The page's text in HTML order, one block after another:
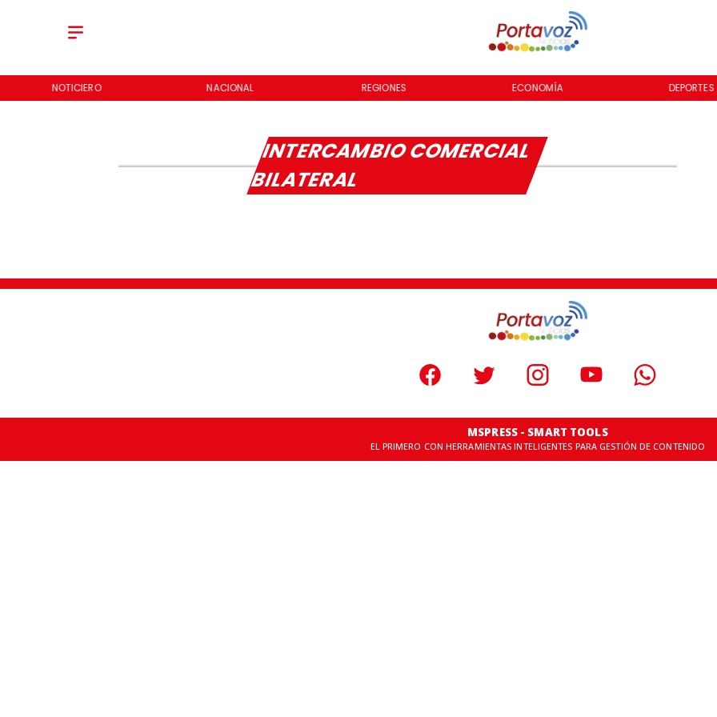
NOTICIERO NACIONAL REGIONES ECONOMÍA DEPORTES
INTERCAMBIO COMERCIAL
BILATERAL
MSPRESS - SMART TOOLS
EL PRIMERO CON HERRAMIENTAS INTELIGENTES PARA GESTIÓN DE CONTENIDO